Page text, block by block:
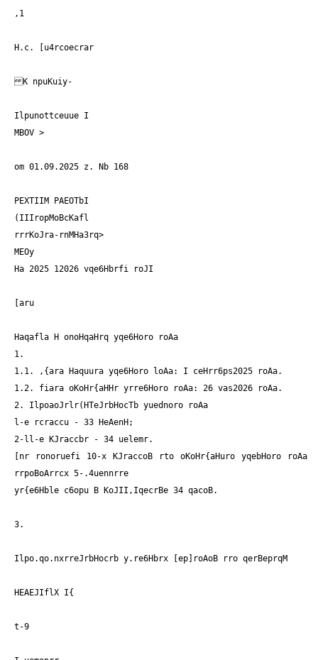
,1
H.c. [u4rcoecrar
K npuKuiy-
Ilpunottceuue I
MBOV >
om 01.09.2025 z. Nb 168
PEXTIIM PAEOTbI
(IIIropMoBcKafl
rrrKoJra-rnMHa3rq>
MEOy
Ha 2025 12026 vqe6Hbrfi roJI
[aru
Haqafla H onoHqaHrq yqe6Horo roAa
1.
1.1. ,{ara Haquura yqe6Horo loAa: I ceHrr6ps2025 roAa.
1.2. fiara oKoHr{aHHr yrre6Horo roAa: 26 vas2026 roAa.
2. IlpoaoJrlr(HTeJrbHocTb yuednoro roAa
l-e rcraccu - 33 HeAenH;
2-ll-e KJraccbr - 34 uelemr.
[nr ronoruefi 10-x KJraccoB rto oKoHr{aHuro yqebHoro roAa
rrpoBoArrcx 5-.4uennrre
yr{e6Hble c6opu B KoJII,IqecrBe 34 qacoB.
3.
Ilpo.qo.nxrreJrbHocrb y.re6Hbrx [ep]roAoB rro qerBeprqM
HEAEJIflX I{
t-9